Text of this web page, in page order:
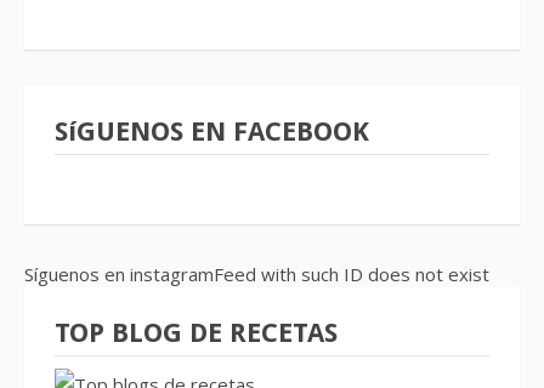
SíGUENOS EN FACEBOOK
Síguenos en instagramFeed with such ID does not exist
TOP BLOG DE RECETAS